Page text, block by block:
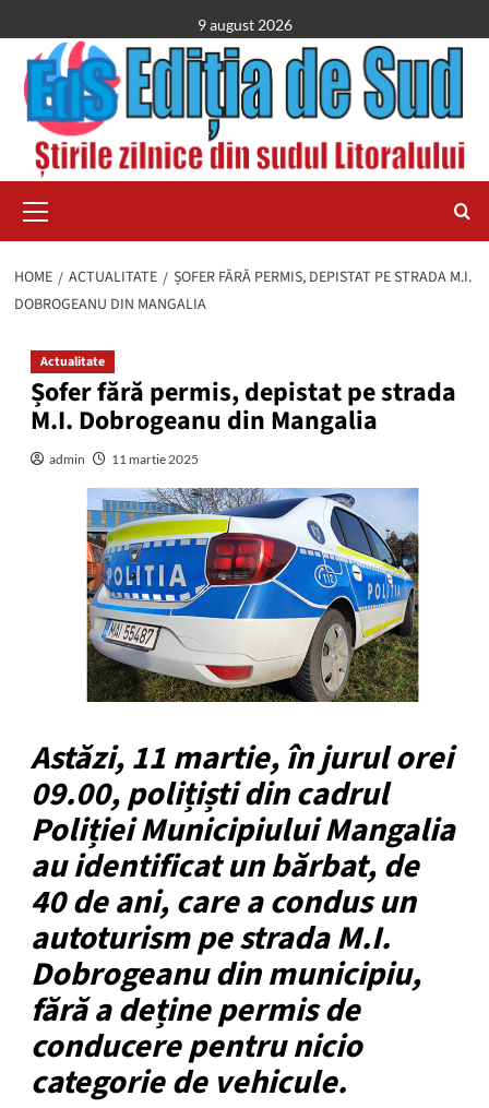
to
content
9 august 2026
Menu
HOME ACTUALITATE
ȘOFER FĂRĂ PERMIS, DEPISTAT PE STRADA M.I.
DOBROGEANU DIN MANGALIA
Actualitate
Șofer fără permis, depistat pe strada
M.I. Dobrogeanu din Mangalia
admin 11 martie 2025
Astăzi, 11 martie, în jurul orei
09.00, polițiști din cadrul
Poliției Municipiului Mangalia
au identificat un bărbat, de
40 de ani, care a condus un
autoturism pe strada M.I.
Dobrogeanu din municipiu,
fără a deține permis de
conducere pentru nicio
categorie de vehicule.